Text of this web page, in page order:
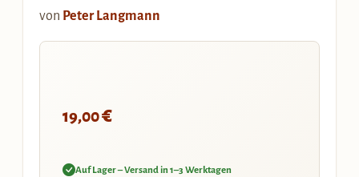
von Peter Langmann
19,00€
Auf Lager – Versand in 1–3 Werktagen